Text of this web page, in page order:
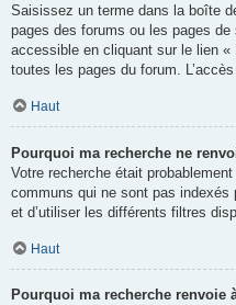
Saisissez un terme dans la boîte
pages des forums ou les pages
accessible en cliquant sur le lien
toutes les pages du forum.
Haut
Pourquoi ma recherche ne
Votre recherche était
communs qui ne sont pas indexés
et d’utiliser les différents filtres
Haut
Pourquoi ma recherche renvoie